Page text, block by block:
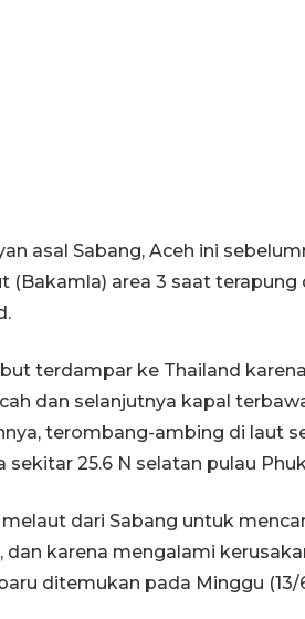
asal Sabang, Aceh ini
(Bakamla) area 3 saat terapung
terdampar ke Thailand
dan selanjutnya kapal
terombang-ambing di laut
sekitar 25.6 N selatan pulau
dari Sabang untuk
dan karena mengalami
ditemukan pada Minggu (13/